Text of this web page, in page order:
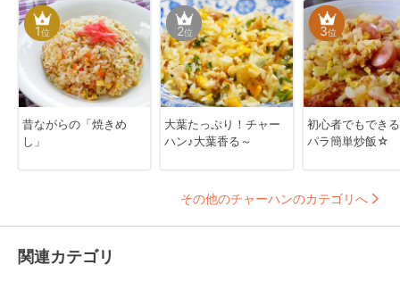
1位
昔ながらの「焼きめ
し」
2位
大葉たっぷり！チャー
ハン♪大葉香る～
3位
初心者でもでき
パラ簡単炒飯☆
その他のチャーハンのカテゴリへ
関連カテゴリ